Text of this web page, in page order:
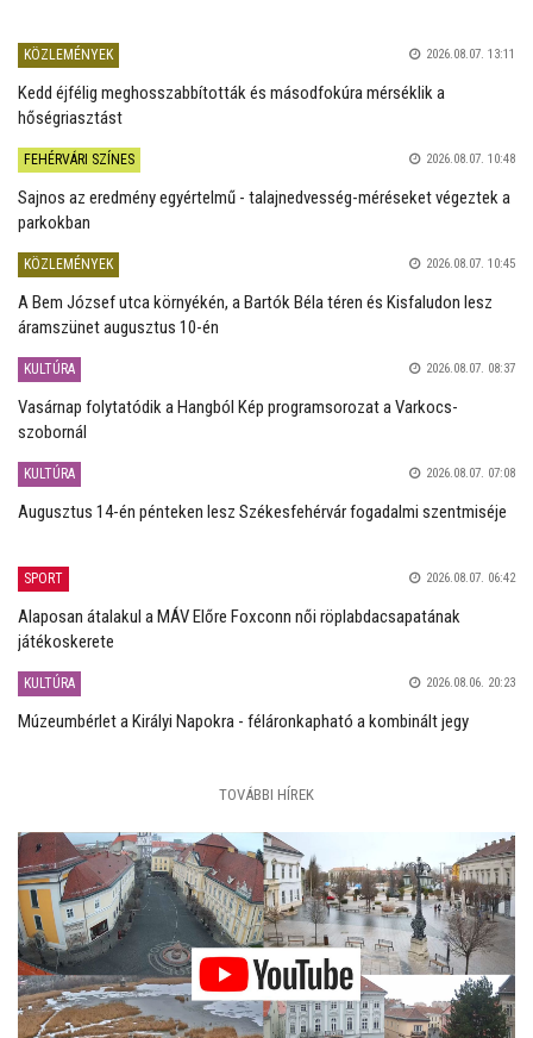
KÖZLEMÉNYEK 2026.08.07. 13:11
Kedd éjfélig meghosszabbították és másodfokúra mérséklik a
hőségriasztást
FEHÉRVÁRI SZÍNES 2026.08.07. 10:48
Sajnos az eredmény egyértelmű - talajnedvesség-méréseket végeztek a
parkokban
KÖZLEMÉNYEK 2026.08.07. 10:45
A Bem József utca környékén, a Bartók Béla téren és Kisfaludon lesz
áramszünet augusztus 10-én
KULTÚRA 2026.08.07. 08:37
Vasárnap folytatódik a Hangból Kép programsorozat a Varkocs-
szobornál
KULTÚRA 2026.08.07. 07:08
Augusztus 14-én pénteken lesz Székesfehérvár fogadalmi szentmiséje
SPORT 2026.08.07. 06:42
Alaposan átalakul a MÁV Előre Foxconn női röplabdacsapatának
játékoskerete
KULTÚRA 2026.08.06. 20:23
Múzeumbérlet a Királyi Napokra - féláronkapható a kombinált jegy
TOVÁBBI HÍREK